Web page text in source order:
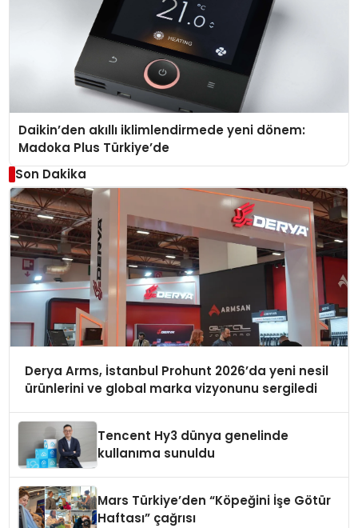
Daikin’den akıllı iklimlendirmede yeni dönem:
Madoka Plus Türkiye’de
Son Dakika
Derya Arms, İstanbul Prohunt 2026’da yeni nesil
ürünlerini ve global marka vizyonunu sergiledi
Tencent Hy3 dünya genelinde
kullanıma sunuldu
Mars Türkiye’den “Köpeğini İşe Götür
Haftası” çağrısı